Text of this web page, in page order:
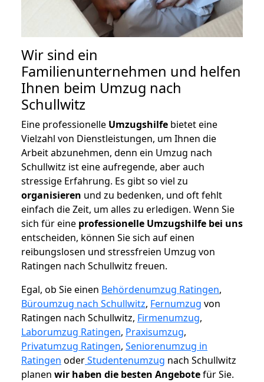
Wir sind ein
Familienunternehmen und helfen
Ihnen beim Umzug nach
Schullwitz
Eine professionelle Umzugshilfe bietet eine
Vielzahl von Dienstleistungen, um Ihnen die
Arbeit abzunehmen, denn ein Umzug nach
Schullwitz ist eine aufregende, aber auch
stressige Erfahrung. Es gibt so viel zu
organisieren und zu bedenken, und oft fehlt
einfach die Zeit, um alles zu erledigen. Wenn Sie
sich für eine professionelle Umzugshilfe bei uns
entscheiden, können Sie sich auf einen
reibungslosen und stressfreien Umzug von
Ratingen nach Schullwitz freuen.
Egal, ob Sie einen Behördenumzug Ratingen,
Büroumzug nach Schullwitz, Fernumzug von
Ratingen nach Schullwitz, Firmenumzug,
Laborumzug Ratingen, Praxisumzug,
Privatumzug Ratingen, Seniorenumzug in
Ratingen oderStudentenumzug nach Schullwitz
planen wir haben die besten Angebotefür Sie.